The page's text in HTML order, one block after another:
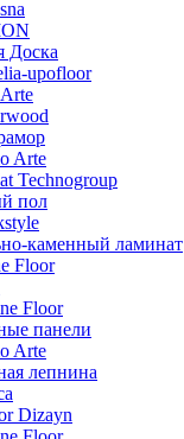
Доска
upofloor
Arte
Technogroup
пол
каменный ламинат
Floor
Floor
панели
Arte
лепнина
Dizayn